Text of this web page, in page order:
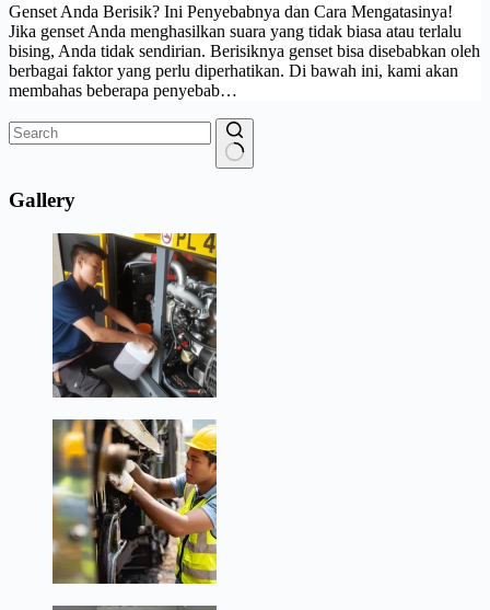
Genset Anda Berisik? Ini Penyebabnya dan Cara Mengatasinya!
Jika genset Anda menghasilkan suara yang tidak biasa atau terlalu
bising, Anda tidak sendirian. Berisiknya genset bisa disebabkan oleh
berbagai faktor yang perlu diperhatikan. Di bawah ini, kami akan
membahas beberapa penyebab…
results
Gallery